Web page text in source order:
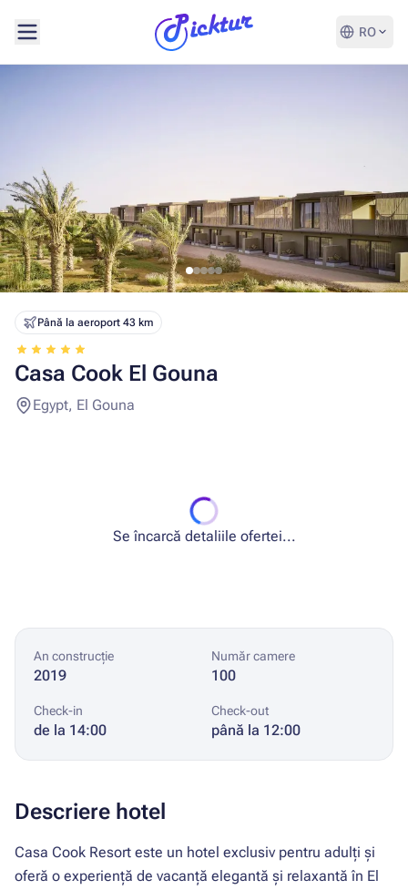
RO
Până la aeroport 43 km
Casa Cook El Gouna
Egypt, El Gouna
Se încarcă detaliile ofertei...
An construcție
2019
Număr camere
100
Check-in
de la 14:00
Check-out
până la 12:00
Descriere hotel
Casa Cook Resort este un hotel exclusiv pentru adulți și
oferă o experiență de vacanță elegantă și relaxantă în El